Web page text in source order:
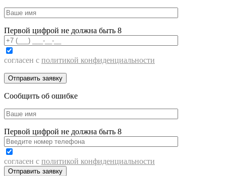
Первой цифрой не должна быть 8
согласен с политикой конфиденциальности
Сообщить об ошибке
Первой цифрой не должна быть 8
согласен с политикой конфиденциальности